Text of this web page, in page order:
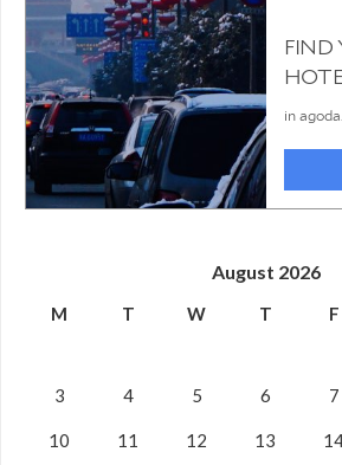
August 2026
M T W T F
3 4 5 6 7
10 11 12 13